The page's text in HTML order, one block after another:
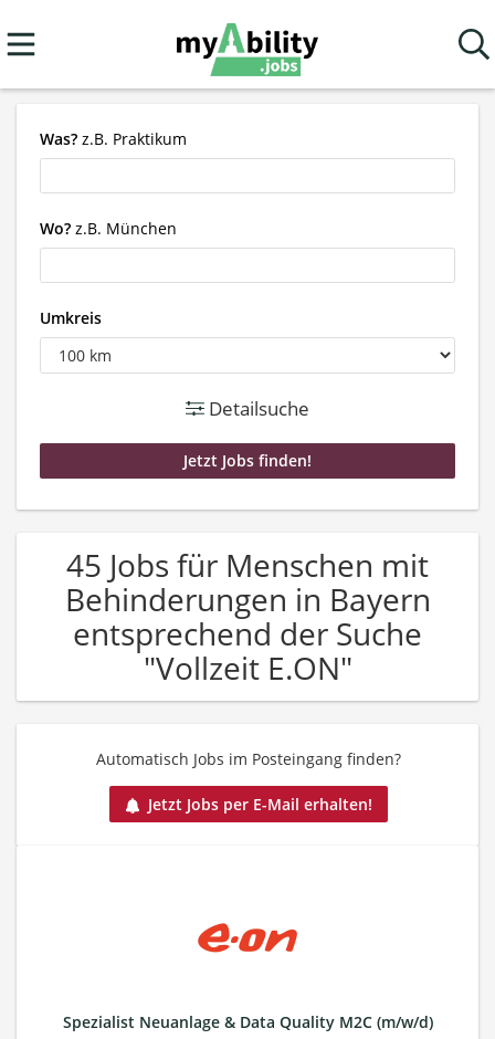
Was? z.B. Praktikum
Wo? z.B. München
Umkreis
Detailsuche
45 Jobs für Menschen mit
Behinderungen in Bayern
entsprechend der Suche
"Vollzeit E.ON"
Automatisch Jobs im Posteingang finden?
Jetzt Jobs per E-Mail erhalten!
Spezialist Neuanlage & Data Quality M2C (m/w/d)